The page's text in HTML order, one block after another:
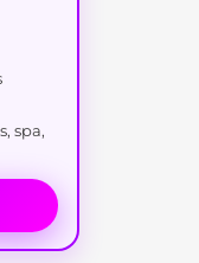
spa,